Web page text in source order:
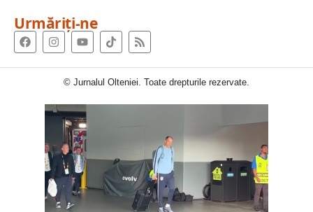
Urmăriți-ne
© Jurnalul Olteniei. Toate drepturile rezervate.